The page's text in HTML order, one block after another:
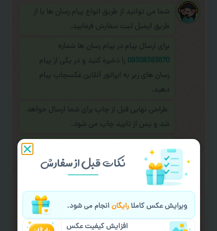
شما می توانید از طریق انواع پیام رسان ها یا از
طریق ایمیل ثبت سفارش فرمایید.
برای ارسال پیام در پیام رسان ها شماره
09308383670 را ذخیره کنید و در یکی از پیام
رسان های زیر به اپراتور آنلاین عکسچاپ پیام
دهید.
طراحی نهایی قبل از چاپ برای شما ارسال خواهد
شد و پس از تایید چاپ می شود.
کردن متن و عکس) یا هماهنگی ارسال و یا
کادو کردن سفارش
با اپراتو عکسچاپ هماهنگی
لازم را انجام دهید.
ایمیل جهت ثبت یا پیگیری سفارش:
aks4chap.com@gmail.com
نکات قبل از سفارش
ویرایش عکس کاملارایگانانجام می شود.
افزایش کیفیت عکس